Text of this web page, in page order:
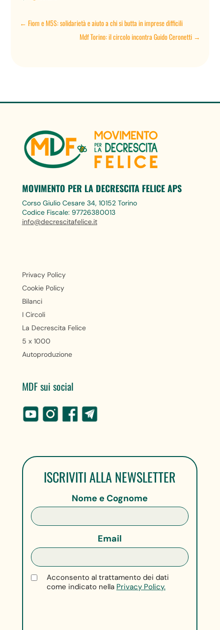
←Fiom e M5S: solidarietà e aiuto a chi si butta in imprese difficili
Mdf Torino: il circolo incontra Guido Ceronetti→
MOVIMENTO PER LA DECRESCITA FELICE APS
Corso Giulio Cesare 34, 10152 Torino
Codice Fiscale: 97726380013
info@decrescitafelice.it
Privacy Policy
Cookie Policy
Bilanci
I Circoli
La Decrescita Felice
5 x 1000
Autoproduzione
MDF sui social
ISCRIVITI ALLA NEWSLETTER
Nome e Cognome
Email
Acconsento al trattamento dei dati
come indicato nella Privacy Policy.